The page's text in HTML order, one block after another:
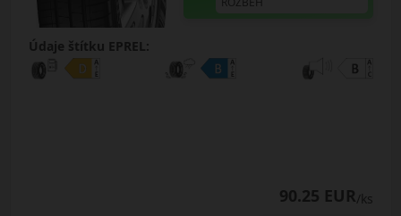
Údaje štítku EPREL:
90.25 EUR/ks